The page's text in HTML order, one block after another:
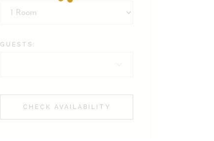
GUESTS:
CHECK AVAILABILITY